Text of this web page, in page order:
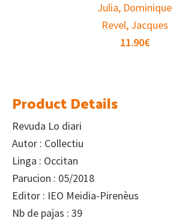
Julia, Dominique
Revel, Jacques
11.90€
Product Details
Revuda Lo diari
Autor : Collectiu
Linga : Occitan
Parucion : 05/2018
Editor : IEO Meidia-Pirenèus
Nb de pajas : 39